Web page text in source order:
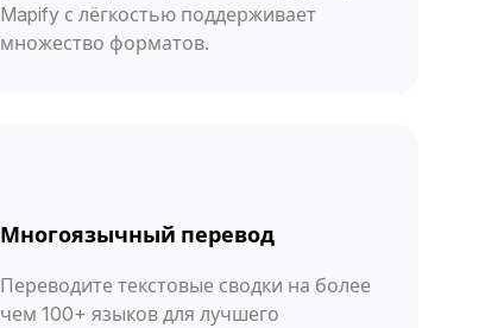
Mapify с лёгкостью поддерживает
множество форматов.
Многоязычный перевод
Переводите текстовые сводки на более
чем 100+ языков для лучшего